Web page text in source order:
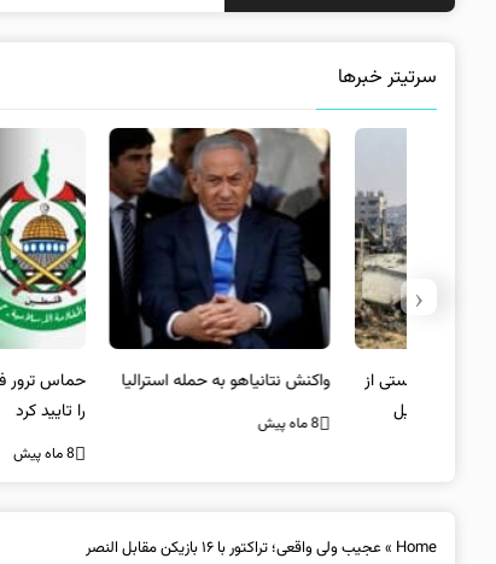
سرتیتر خبرها
واکنش نتانیاهو به حمله استرالیا
8 ماه پیش
حماس ترور فرمانده
‹
Home
»عجیب ولی واقعی؛ تراکتور با ۱۶ بازیکن مقابل النصر